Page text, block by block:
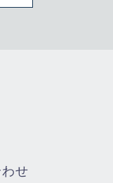
せ